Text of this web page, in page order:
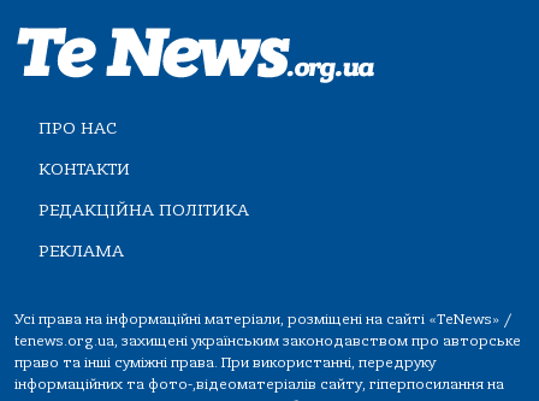
ПРО НАС
КОНТАКТИ
РЕДАКЦІЙНА ПОЛІТИКА
РЕКЛАМА
Усі права на інформаційні матеріали, розміщені на сайті «TeNews» /
tenews.org.ua, захищені українським законодавством про авторське
право та інші суміжні права. При використанні, передруку
інформаційних та фото-,відеоматеріалів сайту, гіперпосилання на